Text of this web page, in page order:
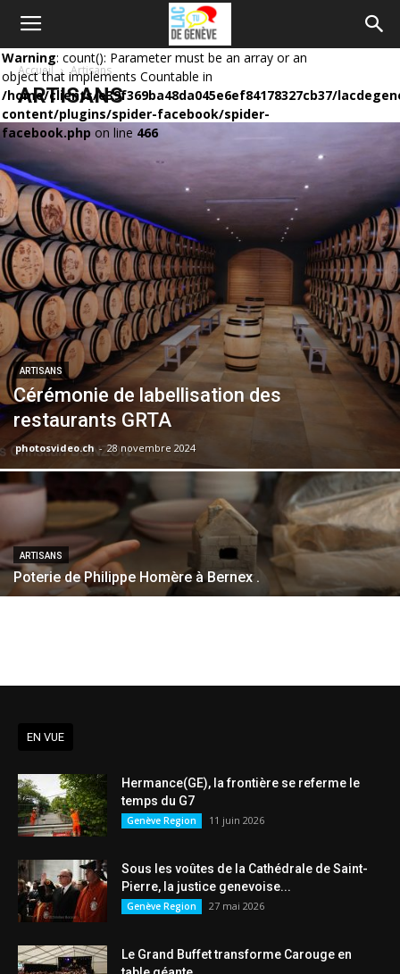
Warning: count(): Parameter must be an array or an
object that implements Countable in
/home/clients/e39f369ba48da045e6ef84178327cb37/
content/plugins/spider-facebook/spider-
facebook.php on line 466
Accueil Artisans
ARTISANS
ARTISANS
Cérémonie de labellisation des
restaurants GRTA
photosvideo.ch - 28 novembre 2024
ARTISANS
Poterie de Philippe Homère à Bernex .
EN VUE
Hermance(GE), la frontière se referme le
temps du G7
Genève Region 11 juin 2026
Sous les voûtes de la Cathédrale de Saint-
Pierre, la justice genevoise...
Genève Region 27 mai 2026
Le Grand Buffet transforme Carouge en